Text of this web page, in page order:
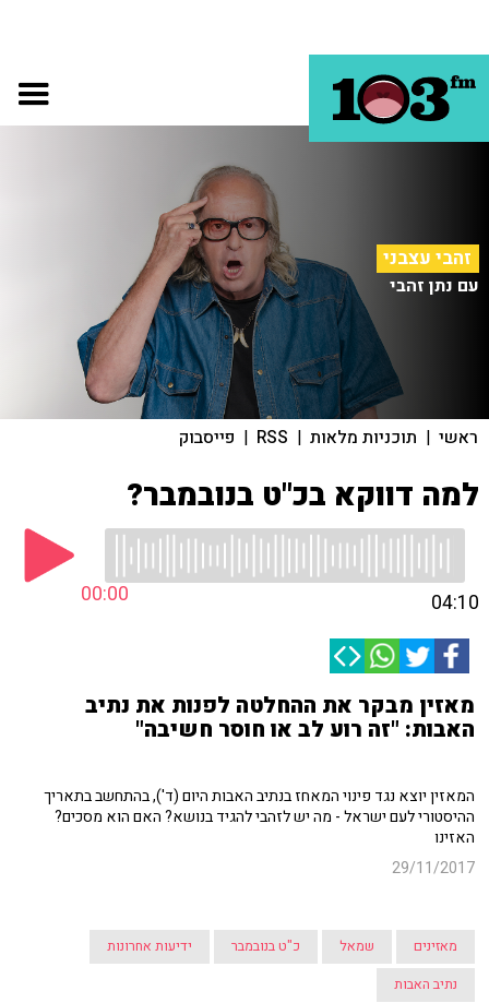
זהבי עצבני
עם נתן זהבי
ראשי | תוכניות מלאות |
RSS
| פייסבוק
למה דווקא בכ"ט בנובמבר?
00:00 04:10
מאזין מבקר את ההחלטה לפנות את נתיב
האבות: "זה רוע לב או חוסר חשיבה"
המאזין יוצא נגד פינוי המאחז בנתיב האבות היום (ד'), בהתחשב בתאריך
ההיסטורי לעם ישראל - מה יש לזהבי להגיד בנושא? האם הוא מסכים?
האזינו
29/11/2017
מאזינים שמאל כ"ט בנובמבר
ידיעות אחרונות
נתיב האבות